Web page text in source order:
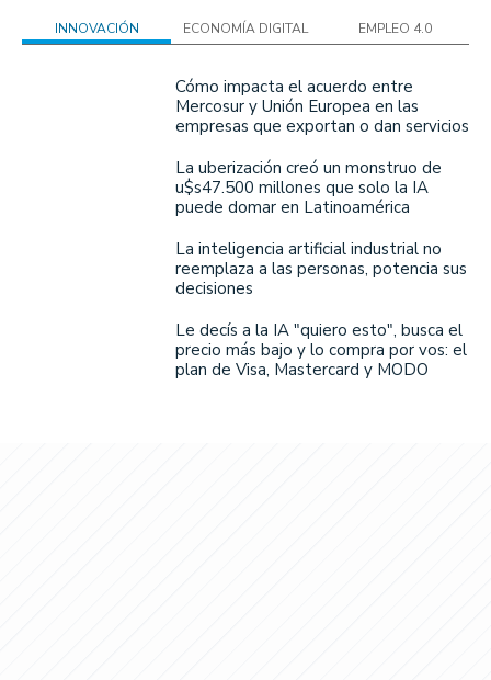
INNOVACIÓN ECONOMÍA DIGITAL EMPLEO 4.0
Cómo impacta el acuerdo entre
Mercosur y Unión Europea en las
empresas que exportan o dan servicios
La uberización creó un monstruo de
u$s47.500 millones que solo la IA
puede domar en Latinoamérica
La inteligencia artificial industrial no
reemplaza a las personas, potencia sus
decisiones
Le decís a la IA "quiero esto", busca el
precio más bajo y lo compra por vos: el
plan de Visa, Mastercard y MODO